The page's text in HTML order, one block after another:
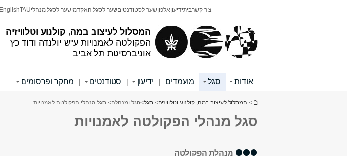
המסלול לעיצוב במה, קולנוע וטלוויזיה
הפקולטה לאמנויות ע"ש יולנדה ודוד כץ
אוניברסיטת תל אביב
צור קשרביתידיעוןאלפוןשער לסטודנטיםשער לסגל האקדמישער לסגל מנהליTAU
English
אודות סגל מועמדים | ידיעון | סטודנטים | מחקר ופרסומים
הינך נמצא כאן
> המסלול לעיצוב במה, קולנוע וטלוויזיה> סגל>סגל ומנהלה> סגל מנהלי הפקולטה לאמנויות
סגל מנהלי הפקולטה לאמנויות
מנהלת הפקולטה